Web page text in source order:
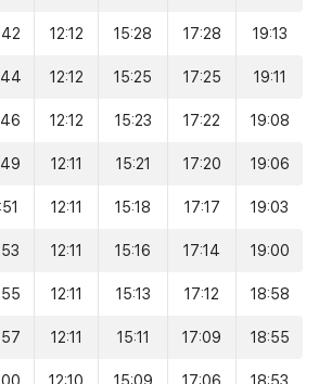
12:12 15:28 17:28 19:13
12:12 15:25 17:25 19:11
12:12 15:23 17:22 19:08
12:11 15:21 17:20 19:06
12:11 15:18 17:17 19:03
12:11 15:16 17:14 19:00
12:11 15:13 17:12 18:58
12:11 15:11 17:09 18:55